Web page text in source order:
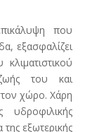
που
εξασφαλίζει
του και
χώρο. Χάρη
υδροφιλικής
εξωτερικής